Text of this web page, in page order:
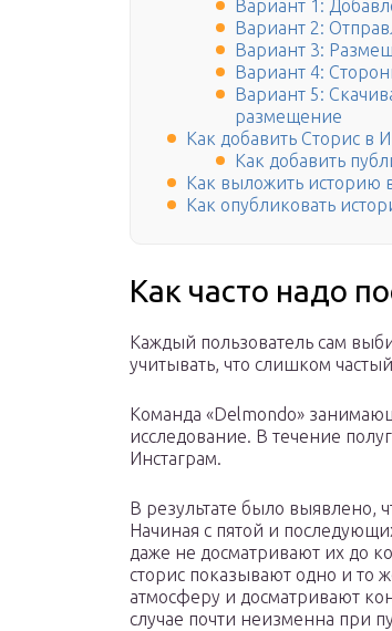
Вариант 1:
Вариант 2:
Вариант 3:
Вариант 4:
Вариант 5:
размещение
Как добавить Сторис в
Как добавить
Как выложить историю
Как опубликовать
Как часто надо
Каждый пользователь сам
учитывать, что слишком
Команда «Delmondo»
исследование. В течение
Инстаграм.
В результате было выявлено,
Начиная с пятой и
даже не досматривают их до
сторис показывают одно и то
атмосферу и досматривают
случае почти неизменна при